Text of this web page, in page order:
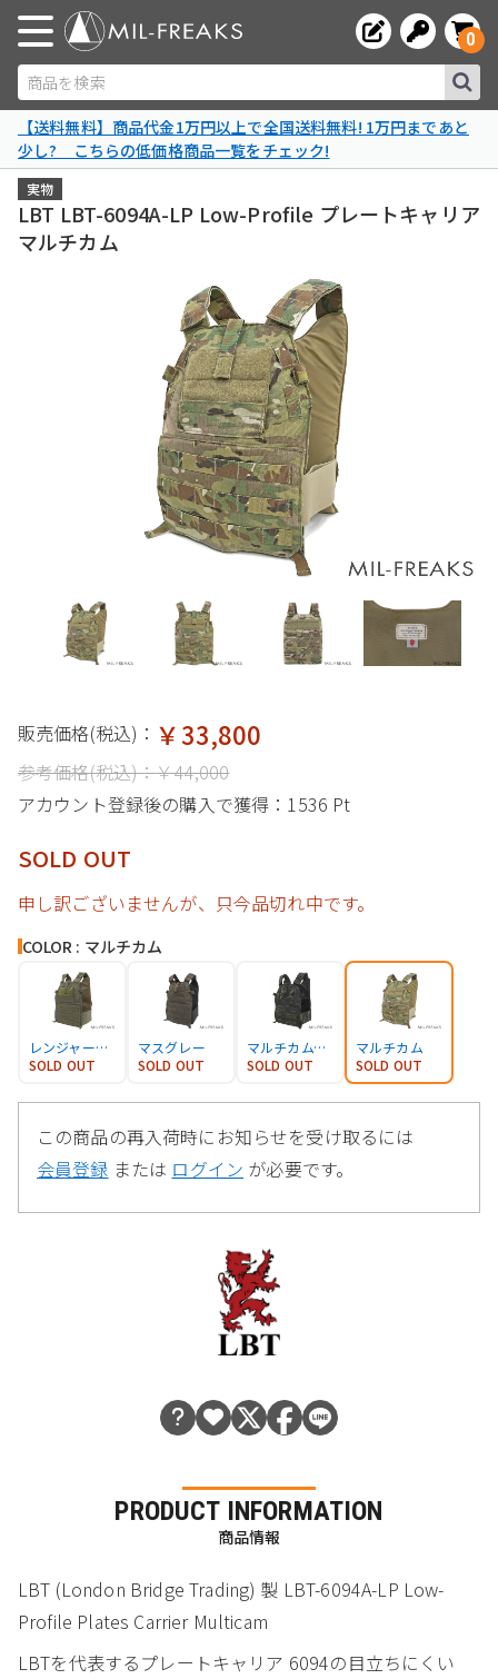
商品を検索
0
【送料無料】商品代金1万円以上で全国送料無料! 1万円まであと
少し? こちらの低価格商品一覧をチェック!
実物
LBT LBT-6094A-LP Low-Profile プレートキャリア
マルチカム
販売価格(税込)： ￥33,800
参考価格(税込)：￥44,000
アカウント登録後の購入で獲得： 1536 Pt
SOLD OUT
申し訳ございませんが、只今品切れ中です。
COLOR : マルチカム
レンジャーグリーン
SOLD OUT
マスグレー
SOLD OUT
マルチカムブラック
SOLD OUT
マルチカム
SOLD OUT
この商品の再入荷時にお知らせを受け取るには
会員登録 または ログイン が必要です。
PRODUCT INFORMATION
商品情報
LBT (London Bridge Trading) 製 LBT-6094A-LP Low-
Profile Plates Carrier Multicam
LBTを代表するプレートキャリア 6094の目立ちにくい